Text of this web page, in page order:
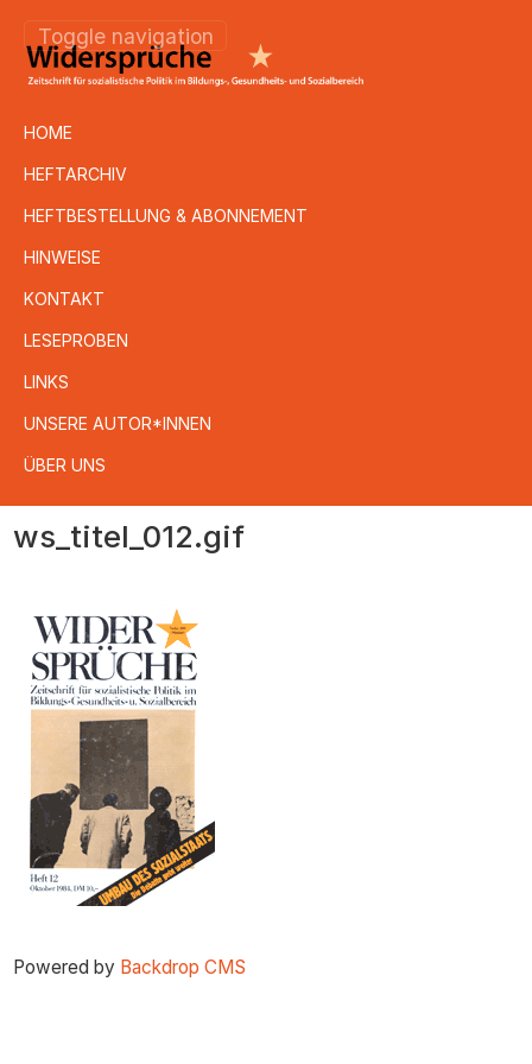
Toggle navigation
HOME
HEFTARCHIV
HEFTBESTELLUNG & ABONNEMENT
HINWEISE
KONTAKT
LESEPROBEN
LINKS
UNSERE AUTOR*INNEN
ÜBER UNS
zum
ws_titel_012.gif
Powered by Backdrop CMS